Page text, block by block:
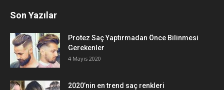
Son Yazılar
Protez Saç Yaptırmadan Önce Bilinmesi
Gerekenler
4 Mayıs 2020
2020’nin en trend saç renkleri